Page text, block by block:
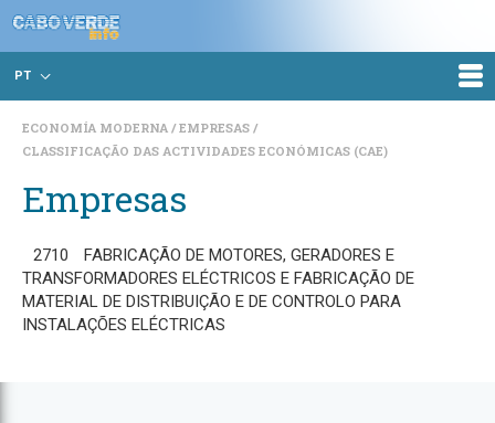
PT
ECONOMÍA MODERNA
EMPRESAS
CLASSIFICAÇÃO DAS ACTIVIDADES ECONÓMICAS (CAE)
Empresas
2710
FABRICAÇÃO DE MOTORES, GERADORES E
TRANSFORMADORES ELÉCTRICOS E FABRICAÇÃO DE
MATERIAL DE DISTRIBUIÇÃO E DE CONTROLO PARA
INSTALAÇÕES ELÉCTRICAS